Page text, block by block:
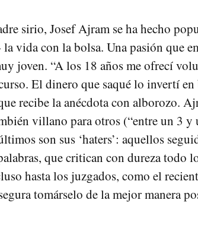
sirio, Josef Ajram se ha hecho
vida con la bolsa. Una pasión que
joven. “A los 18 años me ofrecí
El dinero que saqué lo invertí en
recibe la anécdota con alborozo.
villano para otros (“entre un 3 y
son sus ‘haters’: aquellos
que critican con dureza todo
hasta los juzgados, como el
tomárselo de la mejor manera